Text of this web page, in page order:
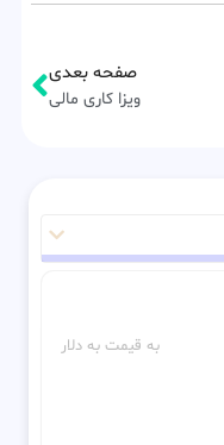
صفحه بعدی
ویزا کاری مالی
به قیمت به دلار